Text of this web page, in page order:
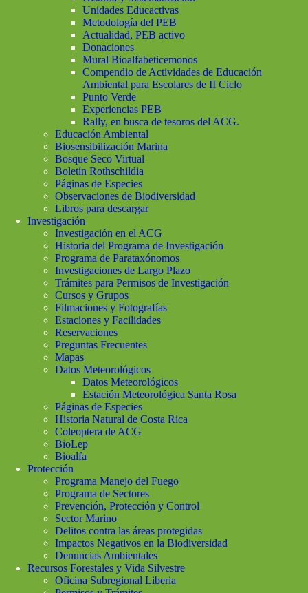
Unidades Educactivas
Metodología del PEB
Actualidad, PEB activo
Donaciones
Mural Bioalfabeticemonos
Compendio de Actividades de Educación
Ambiental para Escolares de II Ciclo
Punto Verde
Experiencias PEB
Rally, en busca de tesoros del ACG.
Educación Ambiental
Biosensibilización Marina
Bosque Seco Virtual
Boletín Rothschildia
Páginas de Especies
Observaciones de Biodiversidad
Libros para descargar
Investigación
Investigación en el ACG
Historia del Programa de Investigación
Programa de Parataxónomos
Investigaciones de Largo Plazo
Trámites para Permisos de Investigación
Cursos y Grupos
Filmaciones y Fotografías
Estaciones y Facilidades
Reservaciones
Preguntas Frecuentes
Mapas
Datos Meteorológicos
Datos Meteorológicos
Estación Meteorológica Santa Rosa
Páginas de Especies
Historia Natural de Costa Rica
Coleoptera de ACG
BioLep
Bioalfa
Protección
Programa Manejo del Fuego
Programa de Sectores
Prevención, Protección y Control
Sector Marino
Delitos contra las áreas protegidas
Impactos Negativos en la Biodiversidad
Denuncias Ambientales
Recursos Forestales y Vida Silvestre
Oficina Subregional Liberia